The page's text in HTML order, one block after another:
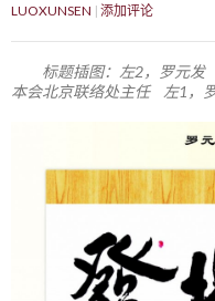
LUOXUNSEN 添加评论
标题插图：左2，罗元
本会北京联络处主任 左1，